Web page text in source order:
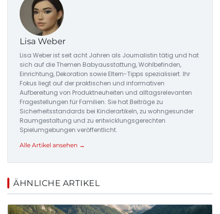
Lisa Weber
Lisa Weber ist seit acht Jahren als Journalistin tätig und hat
sich auf die Themen Babyausstattung, Wohlbefinden,
Einrichtung, Dekoration sowie Eltern-Tipps spezialisiert. Ihr
Fokus liegt auf der praktischen und informativen
Aufbereitung von Produktneuheiten und alltagsrelevanten
Fragestellungen für Familien. Sie hat Beiträge zu
Sicherheitsstandards bei Kinderartikeln, zu wohngesunder
Raumgestaltung und zu entwicklungsgerechten
Spielumgebungen veröffentlicht.
Alle Artikel ansehen →
ÄHNLICHE ARTIKEL